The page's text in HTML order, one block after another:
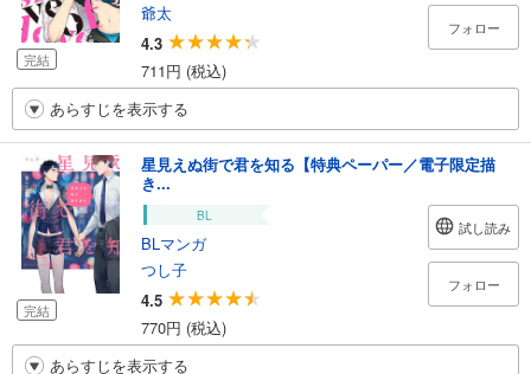
完結
爺太
4.3
711円 (税込)
フォロー
あらすじを表示する
完結
星見えぬ街で君を知る【特典ペーパー／電子限定描
き...
BL
BLマンガ
つし子
4.5
770円 (税込)
試し読み
フォロー
あらすじを表示する